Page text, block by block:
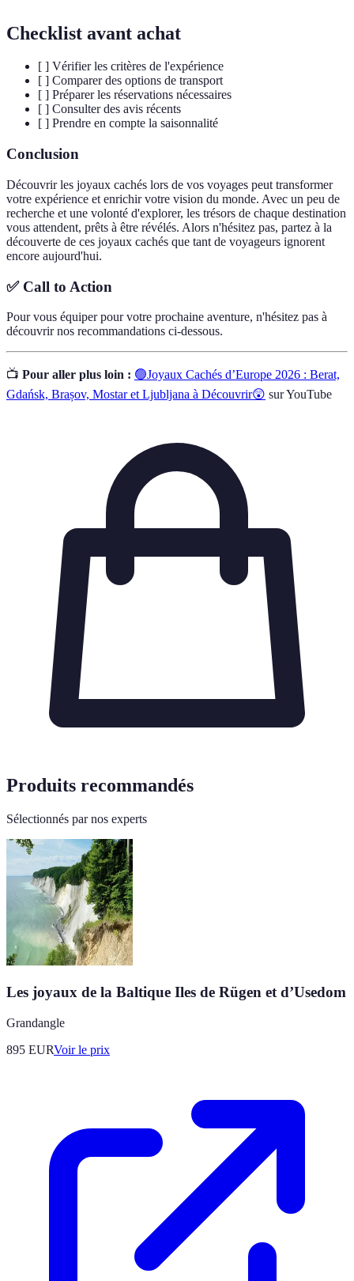
Checklist avant achat
[ ] Vérifier les critères de l'expérience
[ ] Comparer des options de transport
[ ] Préparer les réservations nécessaires
[ ] Consulter des avis récents
[ ] Prendre en compte la saisonnalité
Conclusion
Découvrir les joyaux cachés lors de vos voyages peut transformer
votre expérience et enrichir votre vision du monde. Avec un peu de
recherche et une volonté d'explorer, les trésors de chaque destination
vous attendent, prêts à être révélés. Alors n'hésitez pas, partez à la
découverte de ces joyaux cachés que tant de voyageurs ignorent
encore aujourd'hui.
✅ Call to Action
Pour vous équiper pour votre prochaine aventure, n'hésitez pas à
découvrir nos recommandations ci-dessous.
📺 Pour aller plus loin : 🟢Joyaux Cachés d’Europe 2026 : Berat,
Gdańsk, Brașov, Mostar et Ljubljana à Découvrir😲 sur YouTube
Produits recommandés
Sélectionnés par nos experts
Les joyaux de la Baltique Iles de Rügen et d’Usedom
Grandangle
895 EURVoir le prix